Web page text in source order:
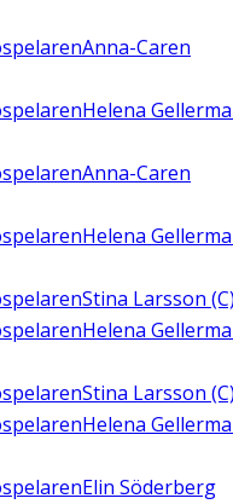
Anna-Caren
Helena
Anna-Caren
Helena
Stina Larsson
Helena
Stina Larsson
Helena
Elin Söderberg